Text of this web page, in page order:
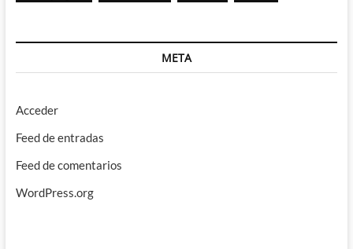
META
Acceder
Feed de entradas
Feed de comentarios
WordPress.org